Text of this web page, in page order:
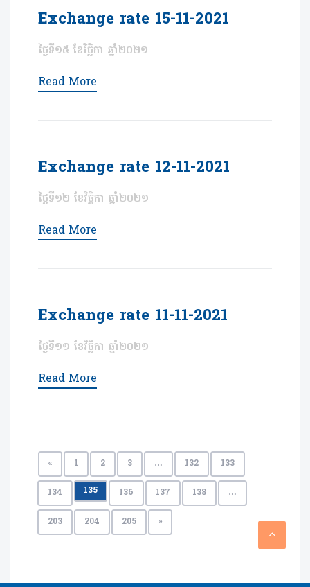
Exchange rate 15-11-2021
ថ្ងៃទី១៥ ខែវិច្ឆិកា ឆ្នាំ២០២១
Read More
Exchange rate 12-11-2021
ថ្ងៃទី១២ ខែវិច្ឆិកា ឆ្នាំ២០២១
Read More
Exchange rate 11-11-2021
ថ្ងៃទី១១ ខែវិច្ឆិកា ឆ្នាំ២០២១
Read More
« 1 2 3 … 132 133
134 135 136 137 138 …
203 204 205 »